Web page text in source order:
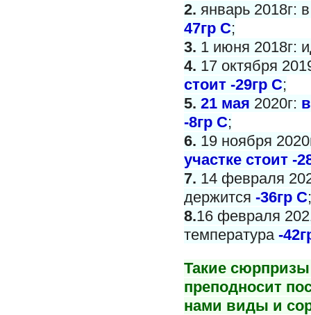
2. январь 2018г:
47гр С;
3. 1 июня 2018г:
4. 17 октября
стоит -29гр С;
5. 21 мая 2020г:
-8гр С;
6. 19 ноября
участке стоит -
7. 14 февраля
держится -36гр С;
8.16 февраля
температура -
Такие
преподносит
нами виды и